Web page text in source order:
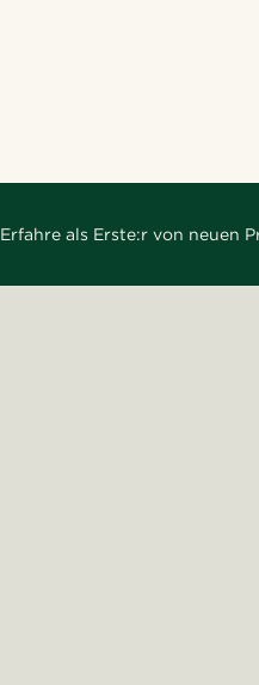
Erfahre als Erste:r von neuen